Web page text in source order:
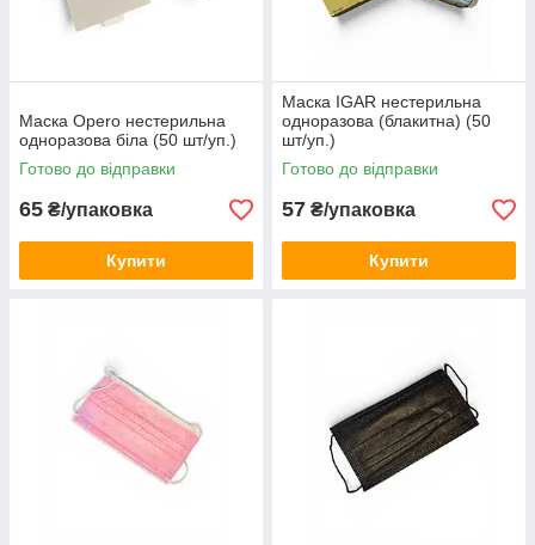
Маска Opero нестерильна
одноразова біла (50 шт/уп.)
Готово до відправки
65 ₴/упаковка
Купити
Маска IGAR нестерильна
одноразова (блакитна) (50
шт/уп.)
Готово до відправки
57 ₴/упаковка
Купити